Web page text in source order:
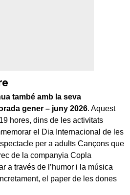
també amb la seva
gener – juny 2026. Aquest
hores, dins de les activitats
el Dia Internacional de les
per a adults Cançons que
de la companyia Copla
a través de l’humor i la música
el paper de les dones